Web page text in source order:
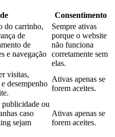
Consentimento
do carrinho,
de
de
e navegação
Sempre ativas
porque o website
não funciona
corretamente sem
elas.
visitas,
desempenho
Ativas apenas se
forem aceites.
publicidade ou
caso
sejam
Ativas apenas se
forem aceites.